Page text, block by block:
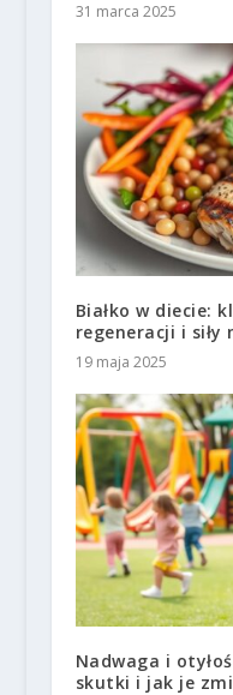
31 marca 2025
Białko w diecie:
regeneracji i siły
19 maja 2025
Nadwaga i
skutki i jak je